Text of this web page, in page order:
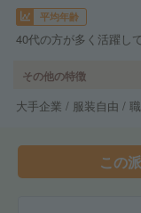
平均年齢
40代の方が多く活躍し
その他の特徴
大手企業 / 服装自由 /
この